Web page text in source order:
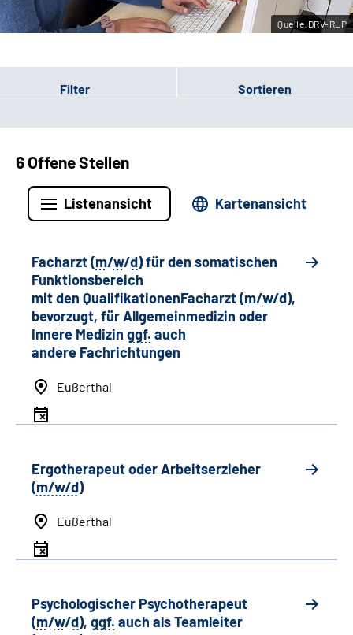
Gebärdensprache
Quelle:DRV-RLP
Filter Sortieren
6 Offene Stellen
Listenansicht Kartenansicht
Facharzt (m/w/d) für den somatischen
Funktionsbereich
mit den QualifikationenFacharzt (m/w/d),
bevorzugt, für Allgemeinmedizin oder
Innere Medizin ggf. auch
andere Fachrichtungen
Eußerthal
Ergotherapeut oder Arbeitserzieher
(m/w/d)
Eußerthal
Psychologischer Psychotherapeut
(m/w/d), ggf. auch alsTeamleiter